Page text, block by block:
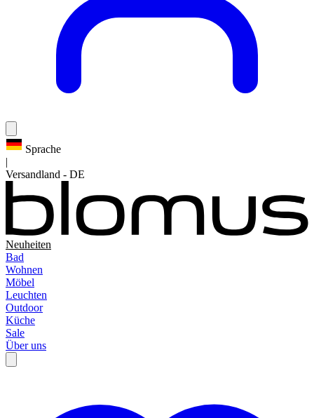
Sprache
|
Versandland - DE
Neuheiten
Bad
Wohnen
Möbel
Leuchten
Outdoor
Küche
Sale
Über uns